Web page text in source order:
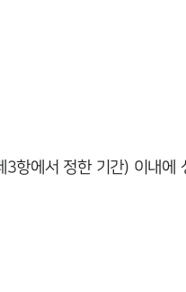
항에서 정한 기간) 이내